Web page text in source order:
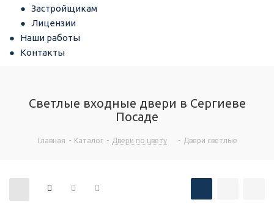
Застройщикам
Лицензии
Наши работы
Контакты
Светлые входные двери в Сергиеве
Посаде
Главная - Каталог - Двери по цвету - Двери светлые